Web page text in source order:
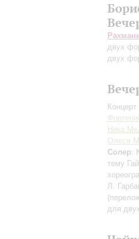
двух
двух
Ника
Олеся
Солер:
тему
Л.
для